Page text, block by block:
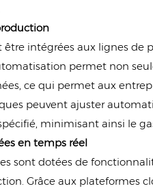
être intégrées aux lignes
permet non
ce qui permet aux
peuvent ajuster
minimisant ainsi le
en temps réel
sont dotées de
Grâce aux plateformes